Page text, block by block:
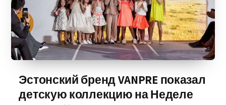
Эстонский бренд VANPRE показал
детскую коллекцию на Неделе